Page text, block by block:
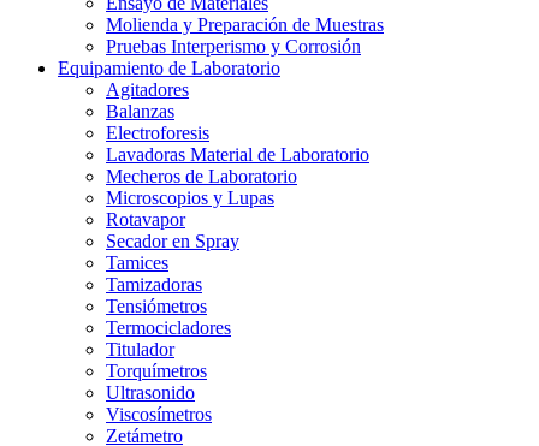
Molienda y Preparación de Muestras
Pruebas Interperismo y Corrosión
Equipamiento de Laboratorio
Agitadores
Balanzas
Electroforesis
Lavadoras Material de Laboratorio
Mecheros de Laboratorio
Microscopios y Lupas
Rotavapor
Secador en Spray
Tamices
Tamizadoras
Tensiómetros
Termocicladores
Titulador
Torquímetros
Ultrasonido
Viscosímetros
Zetámetro